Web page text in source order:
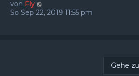
von Fly
So Sep 22, 2019 11:55 pm
Gehe